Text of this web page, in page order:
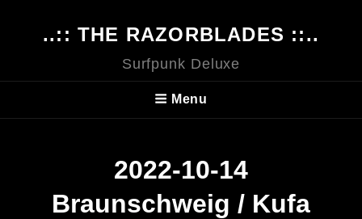
..:: THE RAZORBLADES ::..
Surfpunk Deluxe
Menu
2022-10-14
Braunschweig / Kufa